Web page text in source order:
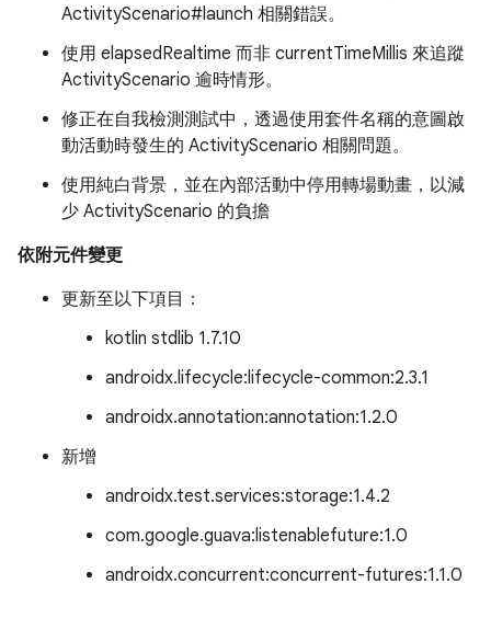
ActivityScenario#launch 相關錯誤。
使用 elapsedRealtime 而非 currentTimeMillis 來追蹤
ActivityScenario 逾時情形。
修正在自我檢測測試中，透過使用套件名稱的意圖啟
動活動時發生的 ActivityScenario 相關問題。
使用純白背景，並在內部活動中停用轉場動畫，以減
少 ActivityScenario 的負擔
依附元件變更
更新至以下項目：
kotlin stdlib 1.7.10
androidx.lifecycle:lifecycle-common:2.3.1
androidx.annotation:annotation:1.2.0
新增
androidx.test.services:storage:1.4.2
com.google.guava:listenablefuture:1.0
androidx.concurrent:concurrent-futures:1.1.0